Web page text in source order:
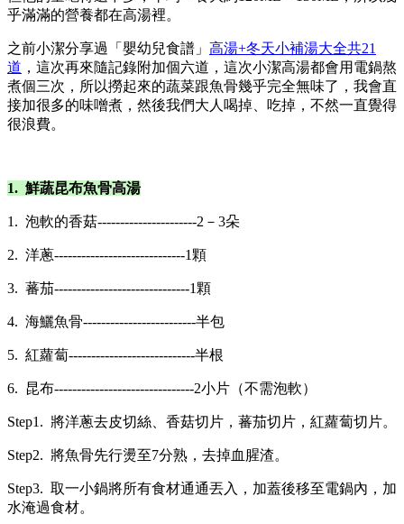
乎滿滿的營養都在高湯裡。
之前小潔分享過「嬰幼兒食譜」 高湯+冬天小補湯大全共21
道 ，這次再來隨記錄附加個六道，這次小潔高湯都會用電鍋熬
煮個三次，所以撈起來的蔬菜跟魚骨幾乎完全無味了，我會直
接加很多的味噌煮，然後我們大人喝掉、吃掉，不然一直覺得
很浪費。
1. 鮮蔬昆布魚骨高湯
1. 泡軟的香菇----------------------2－3朵
2. 洋蔥-----------------------------1顆
3. 蕃茄------------------------------1顆
4. 海鱺魚骨-------------------------半包
5. 紅蘿蔔----------------------------半根
6. 昆布-------------------------------2小片（不需泡軟）
Step1. 將洋蔥去皮切絲、香菇切片，蕃茄切片，紅蘿蔔切片。
Step2. 將魚骨先行燙至7分熟，去掉血腥渣。
Step3. 取一小鍋將所有食材通通丟入，加蓋後移至電鍋內，加
水淹過食材。